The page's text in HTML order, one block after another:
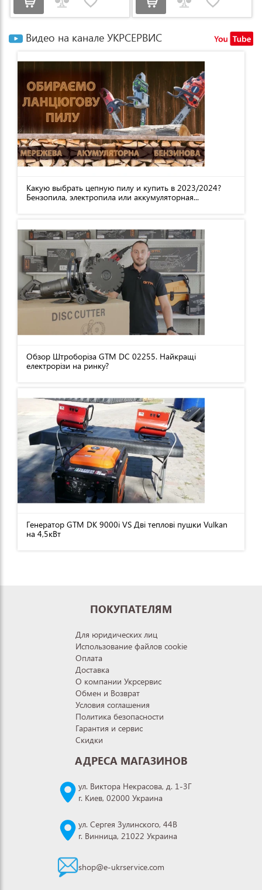
Видео на канале УКРСЕРВИС
Какую выбрать цепную пилу и купить в 2023/2024?
Бензопила, электропила или аккумуляторная...
Обзор Штроборіза GTM DC 02255. Найкращі
електрорізи на ринку?
Генератор GTM DK 9000i VS Дві теплові пушки Vulkan
на 4,5кВт
ПОКУПАТЕЛЯМ
Для юридических лиц
Использование файлов cookie
Оплата
Доставка
О компании Укрсервис
Обмен и Возврат
Условия соглашения
Политика безопасности
Гарантия и сервис
Скидки
АДРЕСА МАГАЗИНОВ
ул. Виктора Некрасова, д. 1-3Г
г. Киев, 02000 Украина
ул. Сергея Зулинского, 44В
г. Винница, 21022 Украина
shop@e-ukrservice.com